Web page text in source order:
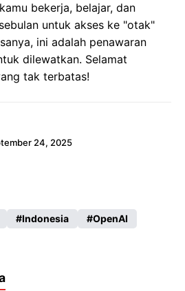
bekerja, belajar, dan
untuk akses ke "otak"
ini adalah penawaran
dilewatkan. Selamat
tak terbatas!
24, 2025
Indonesia
OpenAI